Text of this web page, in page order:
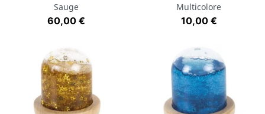
Sauge
Prix
60,00 €
Multicolore
Prix
10,00 €